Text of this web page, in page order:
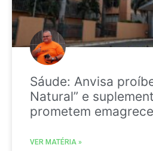
Sáude: Anvisa
Natural” e
prometem
VER MATÉRIA »